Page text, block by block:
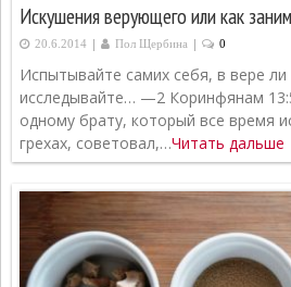
Искушения верующего или как
20.6.2014 | Пол Щербина | 0
Испытывайте самих себя, в вере ли
исследывайте… —2 Коринфянам
одному брату, который все время
грехах, советовал,…Читать дальше